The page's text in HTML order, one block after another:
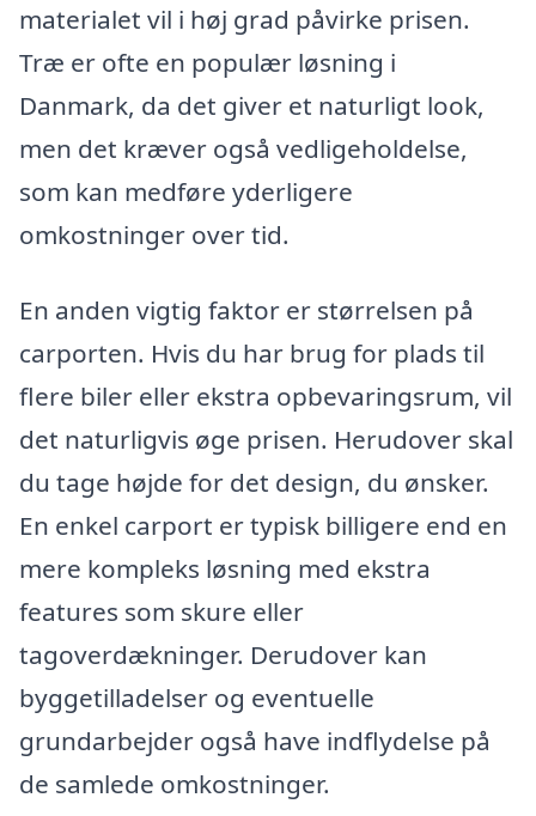
materialet vil i høj grad påvirke prisen.
Træ er ofte en populær løsning i
Danmark, da det giver et naturligt look,
men det kræver også vedligeholdelse,
som kan medføre yderligere
omkostninger over tid.
En anden vigtig faktor er størrelsen på
carporten. Hvis du har brug for plads til
flere biler eller ekstra opbevaringsrum, vil
det naturligvis øge prisen. Herudover skal
du tage højde for det design, du ønsker.
En enkel carport er typisk billigere end en
mere kompleks løsning med ekstra
features som skure eller
tagoverdækninger. Derudover kan
byggetilladelser og eventuelle
grundarbejder også have indflydelse på
de samlede omkostninger.